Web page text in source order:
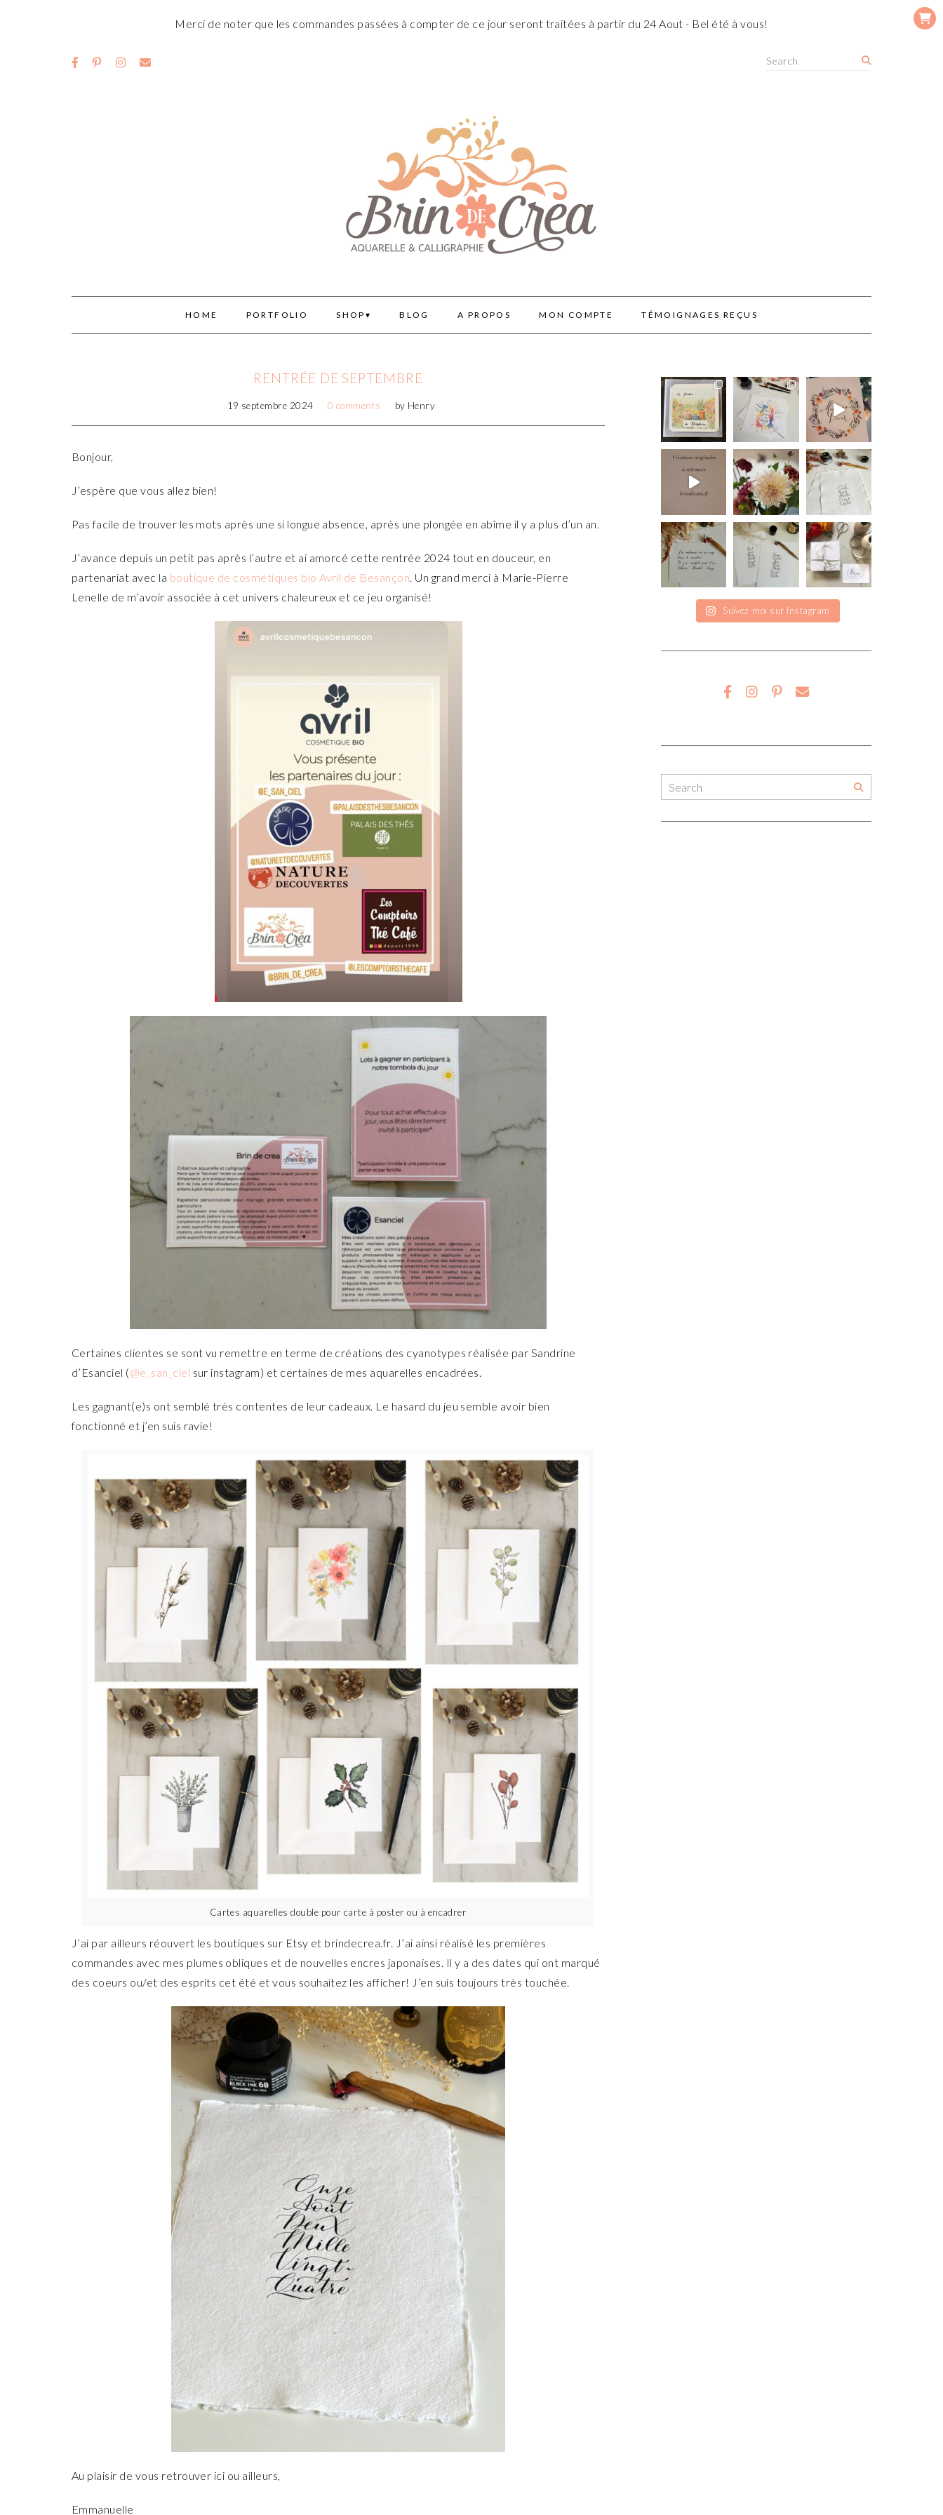
Merci de noter que les commandes passées à compter de ce jour seront traitées à partir du 24 Aout - Bel été à vous!
HOME PORTFOLIO SHOP BLOG A PROPOS MON COMPTE TÉMOIGNAGES REÇUS
RENTRÉE DE SEPTEMBRE
19 septembre 2024 0 comments by Henry
Bonjour,
J’espère que vous allez bien!
Pas facile de trouver les mots après une si longue absence, après une plongée en abîme il y a plus d’un an.
J’avance depuis un petit pas après l’autre et ai amorcé cette rentrée 2024 tout en douceur, en
partenariat avec la boutique de cosmétiques bio Avril de Besançon. Un grand merci à Marie-Pierre
Lenelle de m’avoir associée à cet univers chaleureux et ce jeu organisé!
Certaines clientes se sont vu remettre en terme de créations des cyanotypes réalisée par Sandrine
d’Esanciel (@e_san_ciel sur instagram) et certaines de mes aquarelles encadrées.
Les gagnant(e)s ont semblé très contentes de leur cadeaux. Le hasard du jeu semble avoir bien
fonctionné et j’en suis ravie!
Cartes aquarelles double pour carte à poster ou à encadrer
J’ai par ailleurs réouvert les boutiques sur Etsy et brindecrea.fr. J’ai ainsi réalisé les premières
commandes avec mes plumes obliques et de nouvelles encres japonaises. Il y a des dates qui ont marqué
des coeurs ou/et des esprits cet été et vous souhaitez les afficher! J’en suis toujours très touchée.
Au plaisir de vous retrouver ici ou ailleurs,
Emmanuelle
Suivez-moi sur Instagram